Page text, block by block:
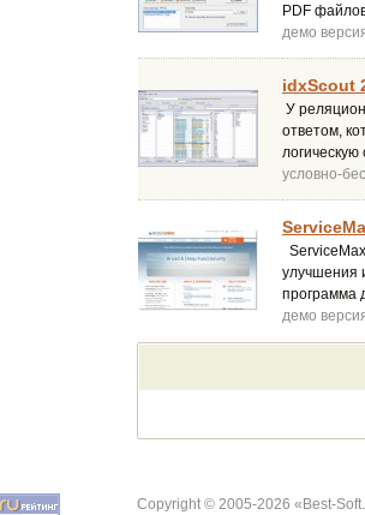
PDF
демо
idxScout
У
ответом,
логическую
условно-
улучшения
программа
демо
Copyright © 2005-2026 «Best-